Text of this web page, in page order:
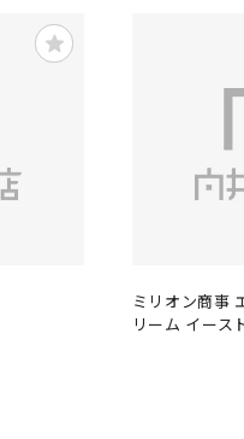
ミリオン商事
リーム イース